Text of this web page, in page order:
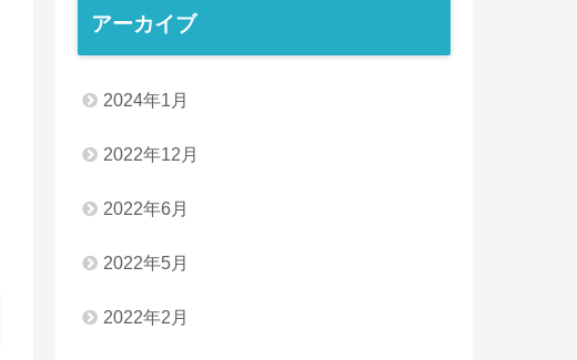
アーカイブ
2024年1月
2022年12月
2022年6月
2022年5月
2022年2月